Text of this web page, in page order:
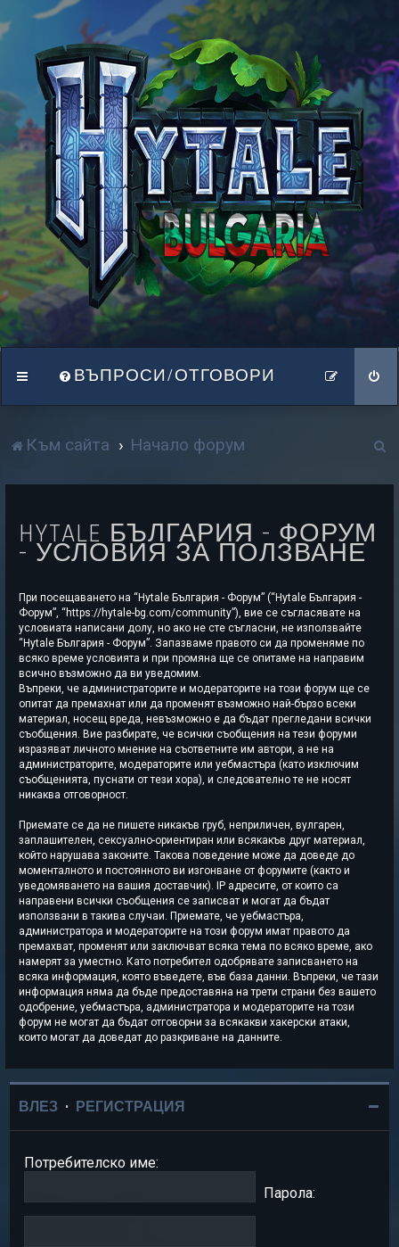
ВЪПРОСИ/ОТГОВОРИ
Към сайта Начало форум
HYTALE БЪЛГАРИЯ - ФОРУМ
- УСЛОВИЯ ЗА ПОЛЗВАНЕ
При посещаването на “Hytale България - Форум” (“Hytale България -
Форум”, “https://hytale-bg.com/community”), вие се съгласявате на
условиата написани долу, но ако не сте съгласни, не използвайте
“Hytale България - Форум”. Запазваме правото си да променяме по
всяко време условията и при промяна ще се опитаме на направим
всично възможно да ви уведомим.
Въпреки, че администраторите и модераторите на този форум ще се
опитат да премахнат или да променят възможно най-бързо всеки
материал, носещ вреда, невъзможно е да бъдат прегледани всички
съобщения. Вие разбирате, че всички съобщения на тези форуми
изразяват личното мнение на съответните им автори, а не на
администраторите, модераторите или уебмастъра (като изключим
съобщенията, пуснати от тези хора), и следователно те не носят
никаква отговорност.
Приемате се да не пишете никакъв груб, неприличен, вулгарен,
заплашителен, сексуално-ориентиран или всякакъв друг материал,
който нарушава законите. Такова поведение може да доведе до
моменталното и постоянното ви изгонване от форумите (както и
уведомяването на вашия доставчик). IP адресите, от които са
направени всички съобщения се записват и могат да бъдат
използвани в такива случаи. Приемате, че уебмастъра,
администратора и модераторите на този форум имат правото да
премахват, променят или заключват всяка тема по всяко време, ако
намерят за уместно. Като потребител одобрявате записването на
всяка информация, която въведете, във база данни. Въпреки, че тази
информация няма да бъде предоставяна на трети страни без вашето
одобрение, уебмастъра, администратора и модераторите на този
форум не могат да бъдат отговорни за всякакви хакерски атаки,
които могат да доведат до разкриване на данните.
ВЛЕЗ • РЕГИСТРАЦИЯ
Потребителско име:
Парола: